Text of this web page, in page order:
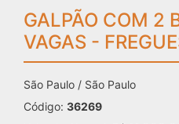
GALPÃO COM 2
VAGAS -
São Paulo / São Paulo
Código: 36269